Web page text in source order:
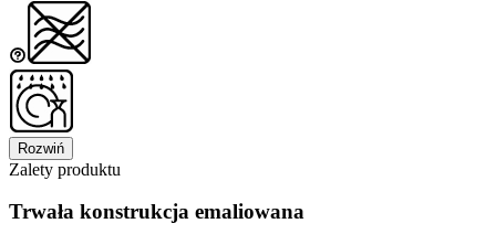
Rozwiń
Zalety produktu
Trwała konstrukcja emaliowana